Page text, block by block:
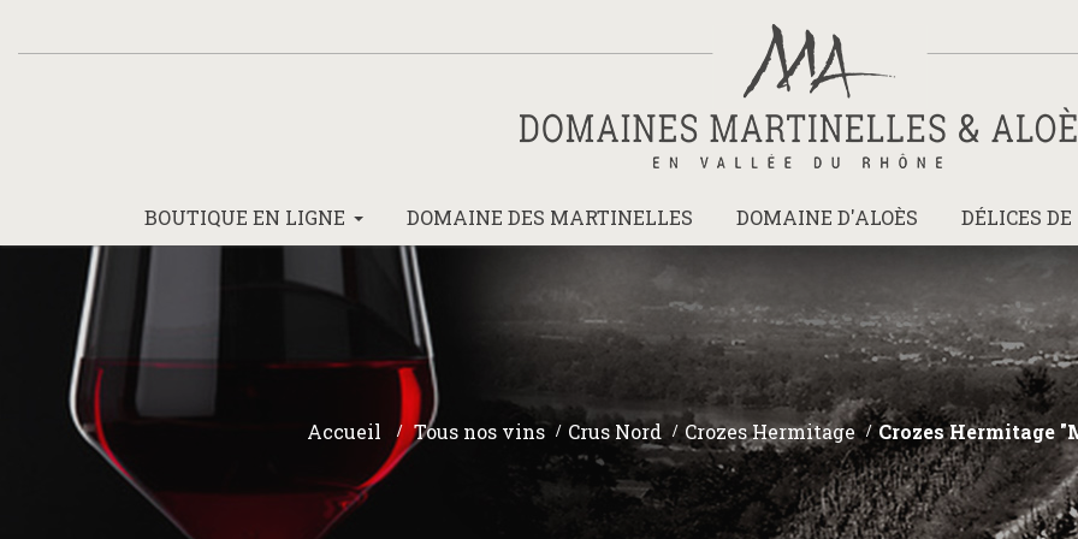
BOUTIQUE EN LIGNE DOMAINE DES MARTINELLES DOMAINE D'ALOÈS DÉLICES
Accueil > Tous nos vins > Crus Nord > Crozes Hermitage > Crozes Hermitage